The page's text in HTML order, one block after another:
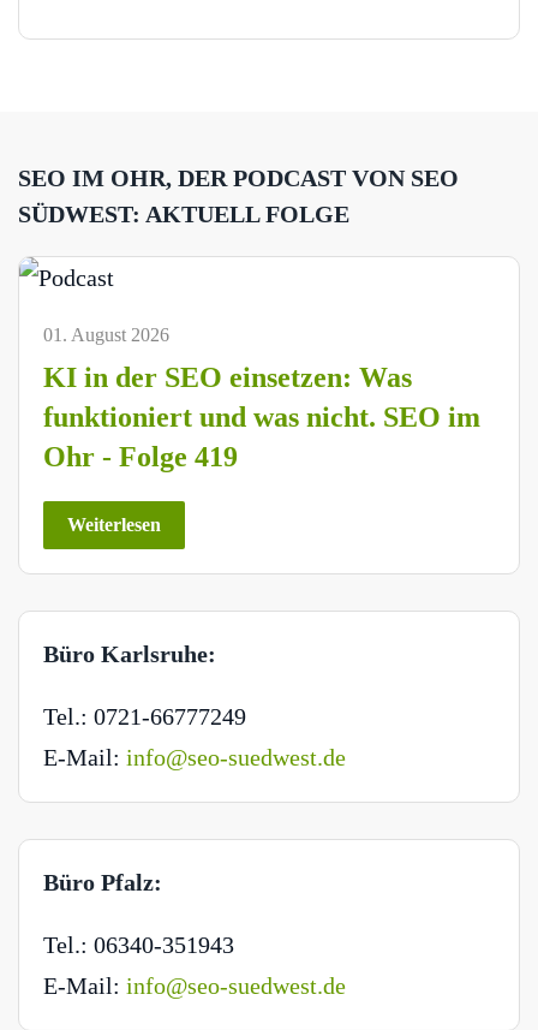
SEO IM OHR, DER PODCAST VON SEO
SÜDWEST: AKTUELL FOLGE
01. August 2026
KI in der SEO einsetzen: Was
funktioniert und was nicht. SEO im
Ohr - Folge 419
Weiterlesen
Büro Karlsruhe:
Tel.: 0721-66777249
E-Mail: info@seo-suedwest.de
Büro Pfalz:
Tel.: 06340-351943
E-Mail: info@seo-suedwest.de